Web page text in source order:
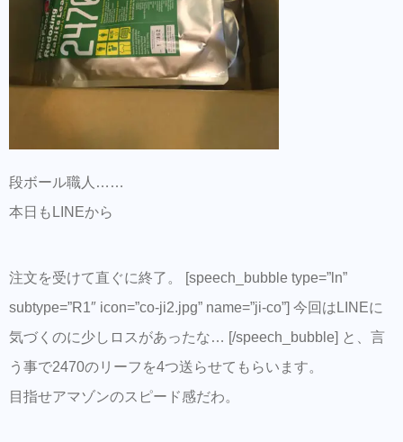
段ボール職人……
本日もLINEから
注文を受けて直ぐに終了。 [speech_bubble type=”ln”
subtype=”R1″ icon=”co-ji2.jpg” name=”ji-co”] 今回はLINEに
気づくのに少しロスがあったな… [/speech_bubble] と、言
う事で2470のリーフを4つ送らせてもらいます。
目指せアマゾンのスピード感だわ。